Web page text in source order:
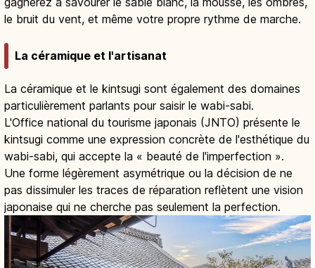
le bruit du vent, et même votre propre rythme de marche.
La céramique et l'artisanat
La céramique et le kintsugi sont également des domaines
particulièrement parlants pour saisir le wabi-sabi.
L'Office national du tourisme japonais (JNTO) présente le
kintsugi comme une expression concrète de l'esthétique du
wabi-sabi, qui accepte la « beauté de l'imperfection ».
Une forme légèrement asymétrique ou la décision de ne
pas dissimuler les traces de réparation reflètent une vision
japonaise qui ne cherche pas seulement la perfection.